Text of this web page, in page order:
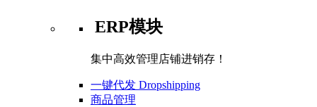
ERP模块
集中高效管理店铺进销存！
一键代发 Dropshipping
商品管理